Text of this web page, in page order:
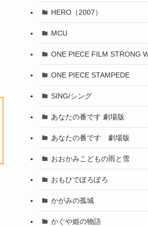
HERO（2007）
MCU
ONE PIECE FILM STRONG
ONE PIECE STAMPEDE
SING/シング
あなたの番です 劇場版
あなたの番です 劇場版
おおかみこどもの雨と雪
おもひでぽろぽろ
かがみの孤城
かぐや姫の物語